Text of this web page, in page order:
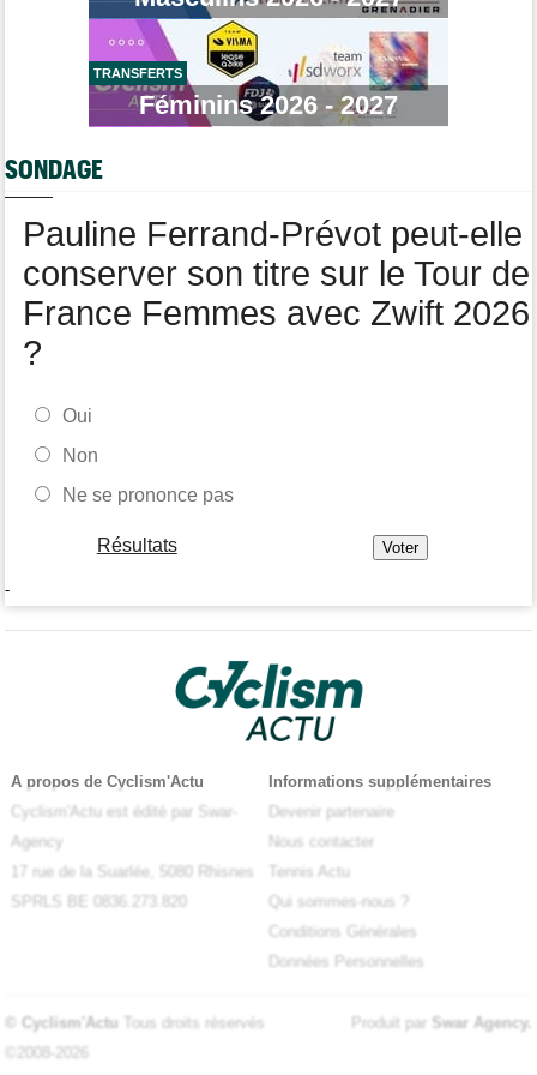
Romain Bardet à l'hôpital après une chute dans la descente du
Mont Ventoux
Tour de Pologne
Jan Christen : "J'ai dû me retenir pour ne pas attaquer trop tôt"
Kasia Niewiadoma fait coup double sur la 7e étape
Joao Almeida a abandonné après une nouvelle chute
TRANSFERTS
Féminins 2026 - 2027
SONDAGE
Pauline Ferrand-Prévot peut-elle
conserver son titre sur le Tour de
France Femmes avec Zwift 2026
?
Oui
Non
Ne se prononce pas
Résultats
-
A propos de Cyclism'Actu
Cyclism'Actu est édité par Swar-
Agency
17 rue de la Suarlée, 5080 Rhisnes
SPRLS BE 0836.273.820
Informations supplémentaires
Devenir partenaire
Nous contacter
Tennis Actu
Qui sommes-nous ?
Conditions Générales
Données Personnelles
© Cyclism'Actu Tous droits réservés
©2008-2026
Produit par Swar Agency.